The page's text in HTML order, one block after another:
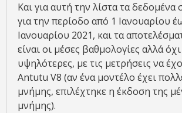
Και για αυτή την λίστα τα δεδομένα
για την περίοδο από 1 Ιανουαρίου
Ιανουαρίου 2021, και τα
είναι οι μέσες βαθμολογίες αλλά
υψηλότερες, με τις μετρήσεις να
Antutu V8 (αν ένα μοντέλο έχει
μνήμης, επιλέχτηκε η έκδοση της
μνήμης).